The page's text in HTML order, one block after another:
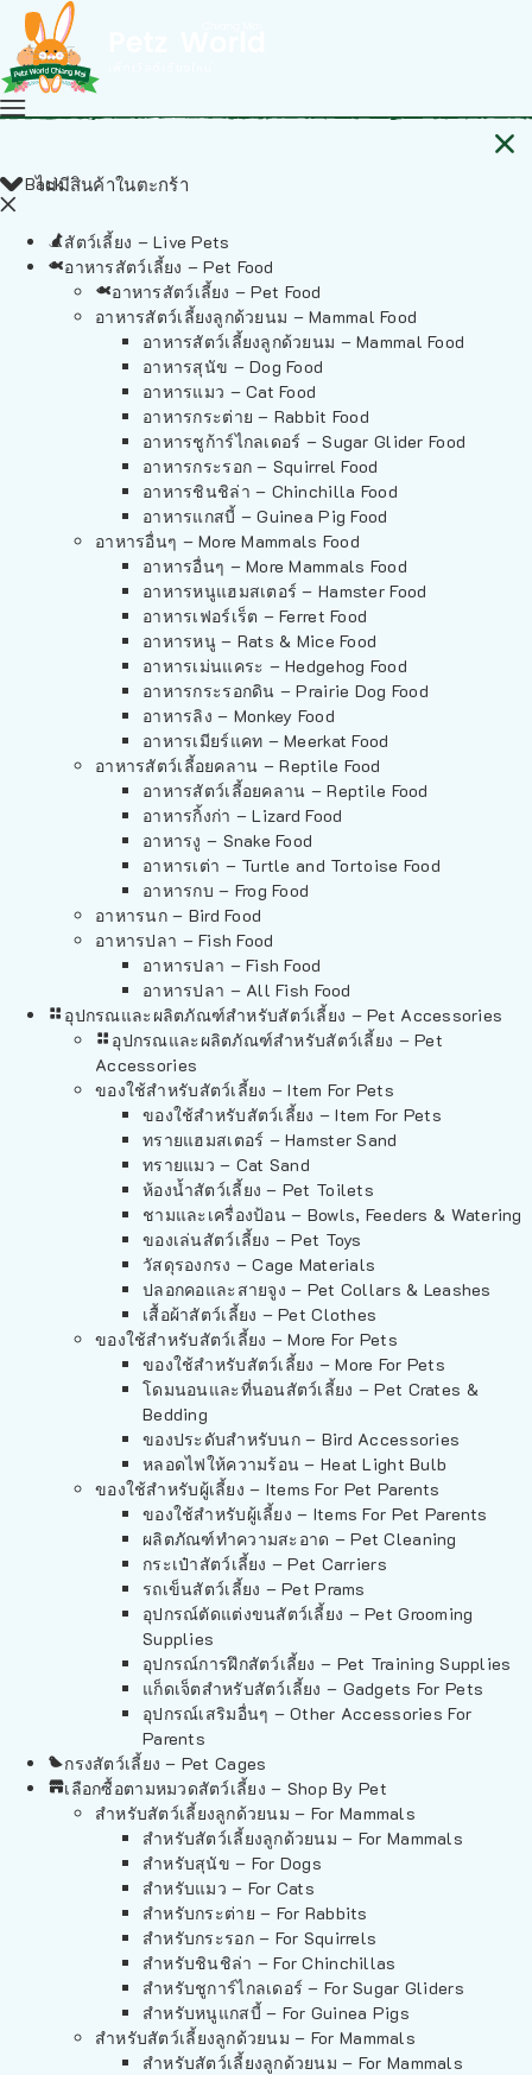
ไม่มีสินค้าในตะกร้า
Back
สัตว์เลี้ยง – Live Pets
อาหารสัตว์เลี้ยง – Pet Food
อาหารสัตว์เลี้ยง – Pet Food
อาหารสัตว์เลี้ยงลูกด้วยนม – Mammal Food
อาหารสัตว์เลี้ยงลูกด้วยนม – Mammal Food
อาหารสุนัข – Dog Food
อาหารแมว – Cat Food
อาหารกระต่าย – Rabbit Food
อาหารชูก้าร์ไกลเดอร์ – Sugar Glider Food
อาหารกระรอก – Squirrel Food
อาหารชินชิล่า – Chinchilla Food
อาหารแกสบี้ – Guinea Pig Food
อาหารอื่นๆ – More Mammals Food
อาหารอื่นๆ – More Mammals Food
อาหารหนูแฮมสเตอร์ – Hamster Food
อาหารเฟอร์เร็ต – Ferret Food
อาหารหนู – Rats & Mice Food
อาหารเม่นแคระ – Hedgehog Food
อาหารกระรอกดิน – Prairie Dog Food
อาหารลิง – Monkey Food
อาหารเมียร์แคท – Meerkat Food
อาหารสัตว์เลี้อยคลาน – Reptile Food
อาหารสัตว์เลี้อยคลาน – Reptile Food
อาหารกิ้งก่า – Lizard Food
อาหารงู – Snake Food
อาหารเต่า – Turtle and Tortoise Food
อาหารกบ – Frog Food
อาหารนก – Bird Food
อาหารปลา – Fish Food
อาหารปลา – Fish Food
อาหารปลา – All Fish Food
อุปกรณและผลิตภัณฑ์สำหรับสัตว์เลี้ยง – Pet Accessories
อุปกรณและผลิตภัณฑ์สำหรับสัตว์เลี้ยง – Pet
Accessories
ของใช้สำหรับสัตว์เลี้ยง – Item For Pets
ของใช้สำหรับสัตว์เลี้ยง – Item For Pets
ทรายแฮมสเตอร์ – Hamster Sand
ทรายแมว – Cat Sand
ห้องน้ำสัตว์เลี้ยง – Pet Toilets
ชามและเครื่องป้อน – Bowls, Feeders & Watering
ของเล่นสัตว์เลี้ยง – Pet Toys
วัสดุรองกรง – Cage Materials
ปลอกคอและสายจูง – Pet Collars & Leashes
เสื้อผ้าสัตว์เลี้ยง – Pet Clothes
ของใช้สำหรับสัตว์เลี้ยง – More For Pets
ของใช้สำหรับสัตว์เลี้ยง – More For Pets
โดมนอนและที่นอนสัตว์เลี้ยง – Pet Crates &
Bedding
ของประดับสำหรับนก – Bird Accessories
หลอดไฟให้ความร้อน – Heat Light Bulb
ของใช้สำหรับผู้เลี้ยง – Items For Pet Parents
ของใช้สำหรับผู้เลี้ยง – Items For Pet Parents
ผลิตภัณฑ์ทำความสะอาด – Pet Cleaning
กระเป๋าสัตว์เลี้ยง – Pet Carriers
รถเข็นสัตว์เลี้ยง – Pet Prams
อุปกรณ์ตัดแต่งขนสัตว์เลี้ยง – Pet Grooming
Supplies
อุปกรณ์การฝึกสัตว์เลี้ยง – Pet Training Supplies
แก็ดเจ็ตสำหรับสัตว์เลี้ยง – Gadgets For Pets
อุปกรณ์เสริมอื่นๆ – Other Accessories For
Parents
กรงสัตว์เลี้ยง – Pet Cages
เลือกซื้อตามหมวดสัตว์เลี้ยง – Shop By Pet
สำหรับสัตว์เลี้ยงลูกด้วยนม – For Mammals
สำหรับสัตว์เลี้ยงลูกด้วยนม – For Mammals
สำหรับสุนัข – For Dogs
สำหรับแมว – For Cats
สำหรับกระต่าย – For Rabbits
สำหรับกระรอก – For Squirrels
สำหรับชินชิล่า – For Chinchillas
สำหรับชูการ์ไกลเดอร์ – For Sugar Gliders
สำหรับหนูแกสบี้ – For Guinea Pigs
สำหรับสัตว์เลี้ยงลูกด้วยนม – For Mammals
สำหรับสัตว์เลี้ยงลูกด้วยนม – For Mammals